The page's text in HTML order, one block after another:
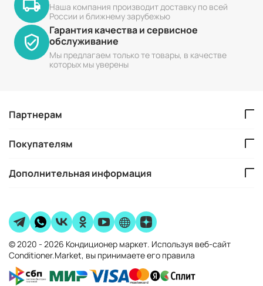
Наша компания производит доставку по всей
России и ближнему зарубежью
Гарантия качества и сервисное
обслуживание
Мы предлагаем только те товары, в качестве
которых мы уверены
Партнерам
Покупателям
Дополнительная информация
© 2020 - 2026 Кондиционер маркет. Используя веб-сайт
Conditioner.Market, вы принимаете его правила